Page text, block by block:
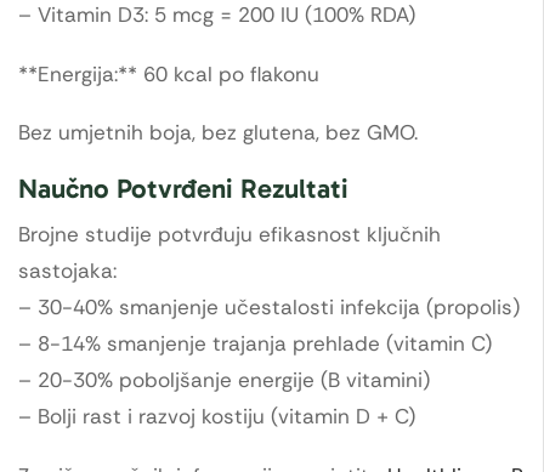
– Vitamin D3: 5 mcg = 200 IU (100% RDA)
**Energija:** 60 kcal po flakonu
Bez umjetnih boja, bez glutena, bez GMO.
Naučno Potvrđeni Rezultati
Brojne studije potvrđuju efikasnost ključnih
sastojaka:
– 30-40% smanjenje učestalosti infekcija (propolis)
– 8-14% smanjenje trajanja prehlade (vitamin C)
– 20-30% poboljšanje energije (B vitamini)
– Bolji rast i razvoj kostiju (vitamin D + C)